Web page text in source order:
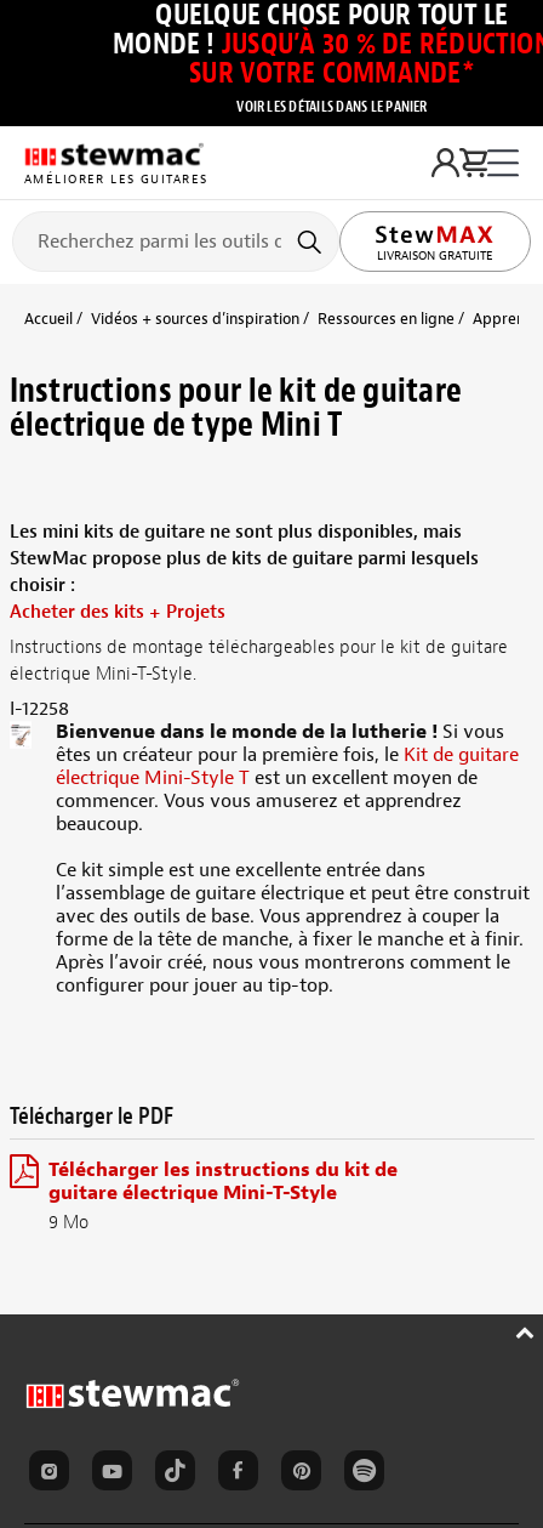
QUELQUE CHOSE POUR TOUT LE
MONDE ! JUSQU’À 30 % DE
SUR VOTRE COMMANDE*
VOIR LES DÉTAILS DANS LE PANIER
AMÉLIORER LES GUITARES
LIVRAISON GRATUITE
Accueil Vidéos + sources d’inspiration Ressources en ligne
Instructions pour le kit de guitare
électrique de type Mini T
Les mini kits de guitare ne sont plus disponibles, mais
StewMac propose plus de kits de guitare parmi lesquels
choisir :
Acheter des kits + Projets
Instructions de montage téléchargeables pour le kit de guitare
électrique Mini-T-Style.
I-12258
Bienvenue dans le monde de la lutherie !Si vous
êtes un créateur pour la première fois, le Kit de guitare
électrique Mini-Style Test un excellent moyen de
commencer. Vous vous amuserez et apprendrez
beaucoup.
Ce kit simple est une excellente entrée dans
l’assemblage de guitare électrique et peut être construit
avec des outils de base. Vous apprendrez à couper la
forme de la tête de manche, à fixer le manche et à finir.
Après l’avoir créé, nous vous montrerons comment le
configurer pour jouer au tip-top.
Télécharger le PDF
Télécharger les instructions du kit de
guitare électrique Mini-T-Style
9 Mo